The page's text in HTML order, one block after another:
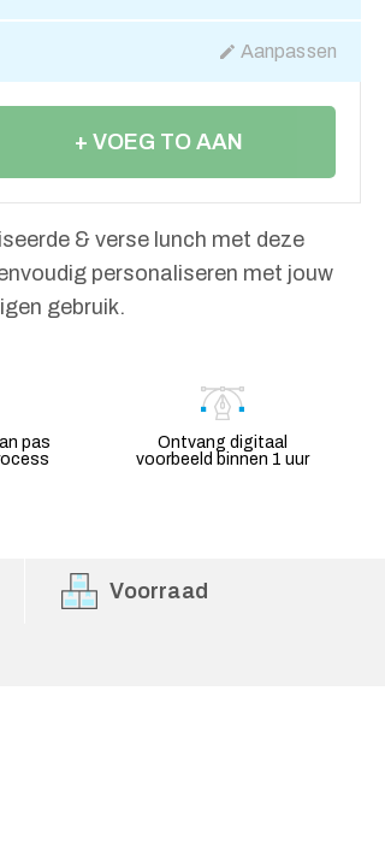
Aanpassen
+ VOEG TO AAN
& verse lunch met deze
personaliseren met jouw
gebruik.
pas
Ontvang digitaal
voorbeeld binnen 1 uur
Voorraad